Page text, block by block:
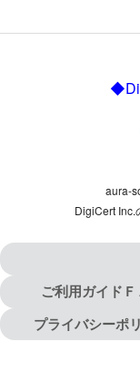
aura-
DigiCert Inc.
ご利用ガイドＦ
プライバシーポ